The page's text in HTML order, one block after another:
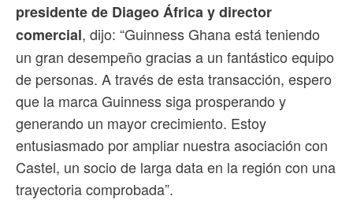
presidente de Diageo África y director
comercial, dijo: “Guinness Ghana está teniendo
un gran desempeño gracias a un fantástico equipo
de personas. A través de esta transacción, espero
que la marca Guinness siga prosperando y
generando un mayor crecimiento. Estoy
entusiasmado por ampliar nuestra asociación con
Castel, un socio de larga data en la región con una
trayectoria comprobada”.